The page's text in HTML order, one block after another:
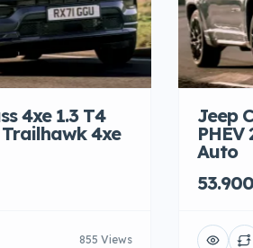
4xe 1.3 T4
Trailhawk 4xe
855 Views
Jeep
Auto